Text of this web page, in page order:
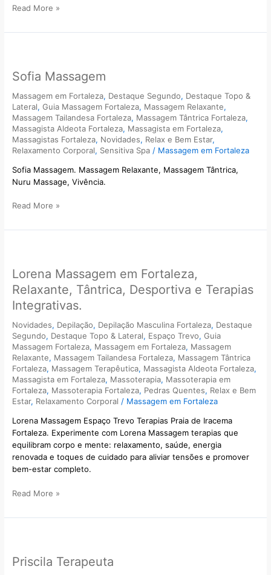
Read More »
Sofia Massagem
Massagem em Fortaleza, Destaque Segundo, Destaque Topo &
Lateral,Guia Massagem Fortaleza, Massagem Relaxante,
Massagem Tailandesa Fortaleza, Massagem Tântrica Fortaleza,
Massagista Aldeota Fortaleza, Massagista em Fortaleza,
Massagistas Fortaleza, Novidades, Relax e Bem Estar,
Relaxamento Corporal, Sensitiva Spa / Massagem em Fortaleza
Sofia Massagem. Massagem Relaxante, Massagem Tântrica,
Nuru Massage, Vivência.
Read More »
Lorena Massagem em Fortaleza,
Relaxante, Tântrica, Desportiva e Terapias
Integrativas.
Novidades, Depilação, Depilação Masculina Fortaleza, Destaque
Segundo, Destaque Topo & Lateral, Espaço Trevo,Guia
Massagem Fortaleza, Massagem em Fortaleza, Massagem
Relaxante, Massagem Tailandesa Fortaleza, Massagem Tântrica
Fortaleza, Massagem Terapêutica, Massagista Aldeota Fortaleza,
Massagista em Fortaleza, Massoterapia, Massoterapia em
Fortaleza, Massoterapia Fortaleza, Pedras Quentes, Relax e Bem
Estar, Relaxamento Corporal / Massagem em Fortaleza
Lorena Massagem Espaço Trevo Terapias Praia de Iracema
Fortaleza. Experimente com Lorena Massagem terapias que
equilibram corpo e mente: relaxamento, saúde, energia
renovada e toques de cuidado para aliviar tensões e promover
bem-estar completo.
em
Fortaleza,
Relaxante,
Tântrica,
Desportiva
e
Terapias
Integrativas.
Read More »
Priscila Terapeuta